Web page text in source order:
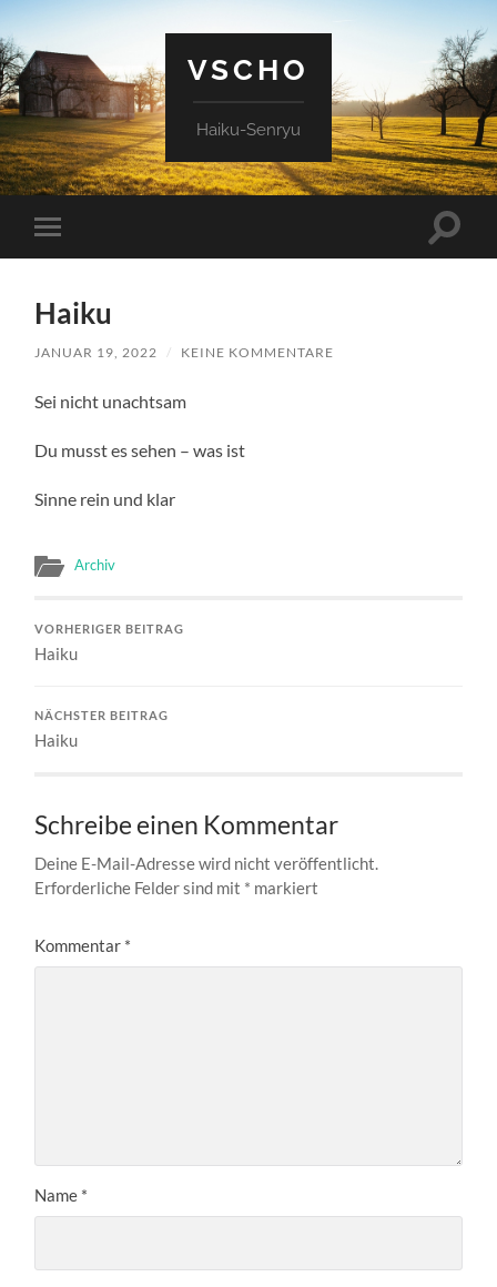
VSCHO
Haiku-Senryu
Mobile-
Menü
Haiku
JANUAR 19, 2022 / KEINE KOMMENTARE
Sei nicht unachtsam
Du musst es sehen – was ist
Sinne rein und klar
Archiv
VORHERIGER BEITRAG
Haiku
NÄCHSTER BEITRAG
Haiku
Schreibe einen Kommentar
Deine E-Mail-Adresse wird nicht veröffentlicht.
Erforderliche Felder sind mit * markiert
Kommentar *
Name *